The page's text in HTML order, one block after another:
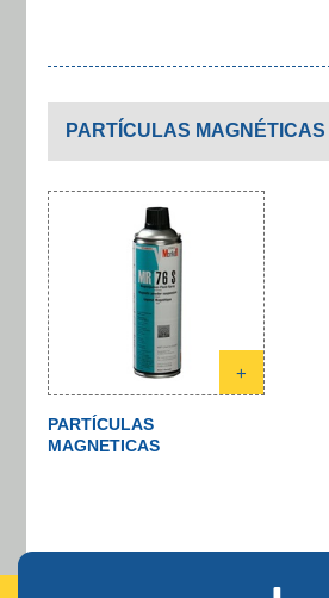
PARTÍCULAS MAGNÉTICAS
+
PARTÍCULAS
MAGNETICAS